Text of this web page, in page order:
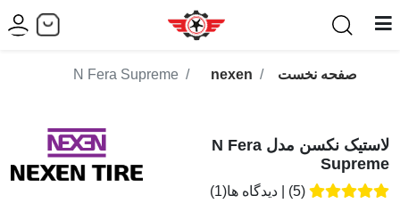
صفحه نخست nexen
N Fera Supreme
لاستیک نکسن مدل N Fera
Supreme
(5) دیدگاه ها(1)